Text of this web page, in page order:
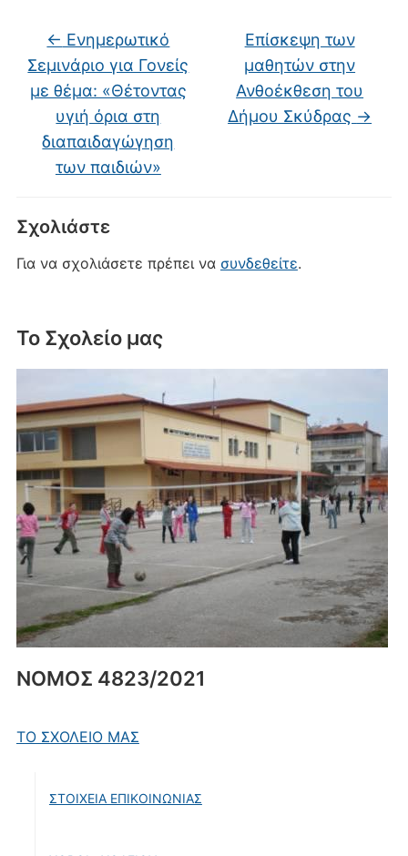
Το Σχολείο μας
ΝΟΜΟΣ 4823/2021
ΤΟ ΣΧΟΛΕΙΟ ΜΑΣ
ΣΤΟΙΧΕΙΑ ΕΠΙΚΟΙΝΩΝΙΑΣ
← Ενημερωτικό
Σεμινάριο για Γονείς
με θέμα: «Θέτοντας
υγιή όρια στη
διαπαιδαγώγηση
των παιδιών»
Επίσκεψη των
μαθητών στην
Ανθοέκθεση του
Δήμου Σκύδρας →
Σχολιάστε
Για να σχολιάσετε πρέπει να συνδεθείτε.